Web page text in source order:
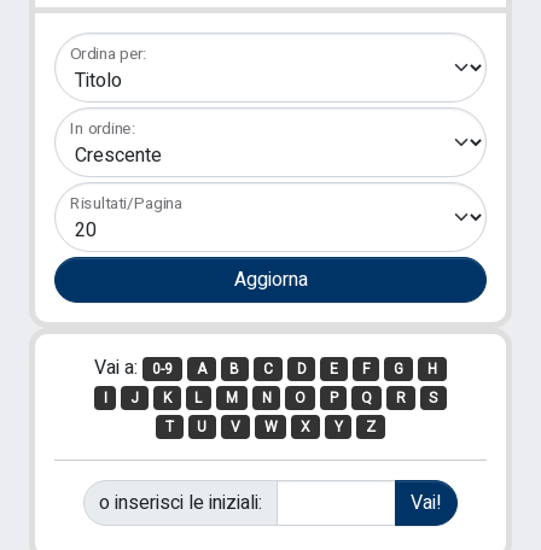
Ordina per:
In ordine:
Risultati/Pagina
Vai a: 0-9 A B C D E F G
H
I
J K L M N O P Q R
S
T
U V W X Y Z
o inserisci le iniziali: